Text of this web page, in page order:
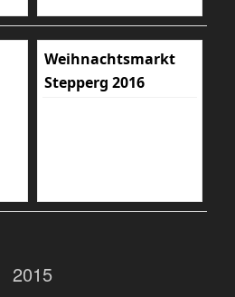
Weihnachtsmarkt
Stepperg 2016
2015